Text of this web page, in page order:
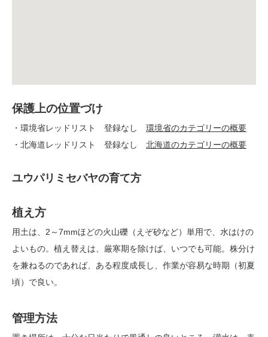
保護上の位置づけ
・環境省レッドリスト 登録なし 環境省のカテゴリーの概要
・北海道レッドリスト 登録なし 北海道のカテゴリーの概要
ユウパリミセバヤの育て方
植え方
用土は、2～7mmほどの火山礫（えぞ砂など）単用で、水はけの
よいもの。植え替えは、厳寒期を除けば、いつでも可能。株分け
を兼ねるのであれば、ある程度成長し、作業が容易な時期（初夏
頃）で良い。
管理方法